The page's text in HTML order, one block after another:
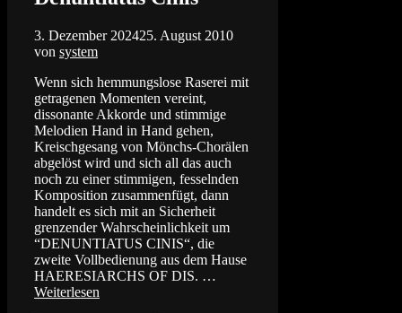
3. Dezember 202425. August 2010
von system
Wenn sich hemmungslose Raserei mit
getragenen Momenten vereint,
dissonante Akkorde und stimmige
Melodien Hand in Hand gehen,
Kreischgesang von Mönchs-Chorälen
abgelöst wird und sich all das auch
noch zu einer stimmigen, fesselnden
Komposition zusammenfügt, dann
handelt es sich mit an Sicherheit
grenzender Wahrscheinlichkeit um
“DENUNTIATUS CINIS“, die
zweite Vollbedienung aus dem Hause
HAERESIARCHS OF DIS. …
Weiterlesen